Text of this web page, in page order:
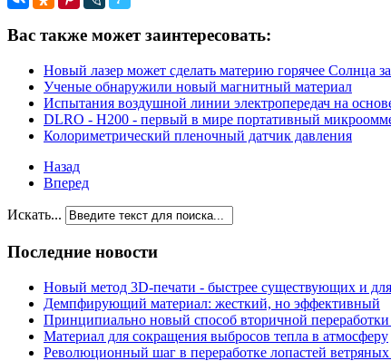
Вас также может заинтересовать:
Новый лазер может сделать материю горячее Солнца
Ученые обнаружили новый магнитный материал
Испытания воздушной линии электропередач на
DLRO - H200 - первый в мире портативный
Колориметрический пленочный датчик давления
Назад
Вперед
Искать...
Последние новости
Новый метод 3D-печати - быстрее существующих и
Демпфирующий материал: жесткий, но эффективный
Принципиально новый способ вторичной
Материал для сокращения выбросов тепла в атмосферу
Революционный шаг в переработке лопастей